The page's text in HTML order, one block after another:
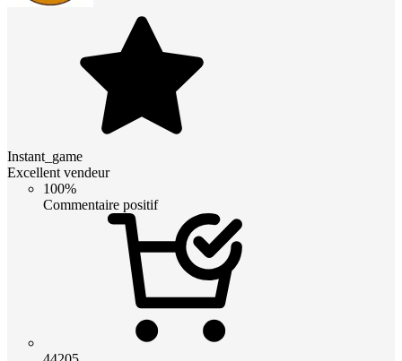
Instant_game
Excellent vendeur
100%
Commentaire positif